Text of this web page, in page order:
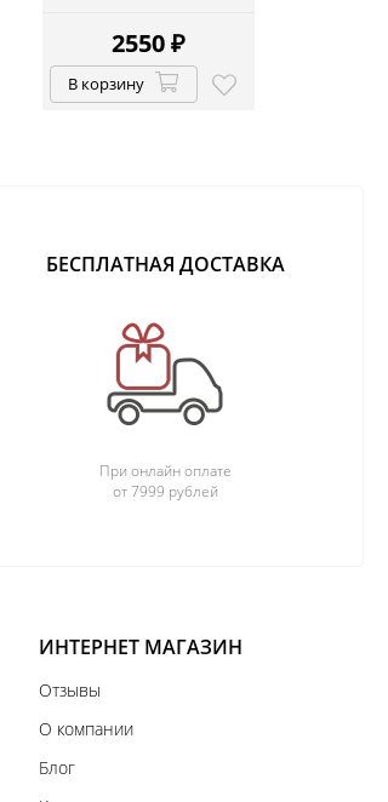
2550₽
В корзину
БЕСПЛАТНАЯ ДОСТАВКА
При онлайн оплате
от 7999 рублей
ИНТЕРНЕТ МАГАЗИН
Отзывы
О компании
Блог